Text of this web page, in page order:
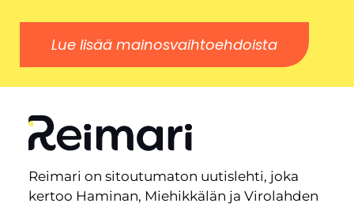
Lue lisää mainosvaihtoehdoista
Reimari on sitoutumaton uutislehti, joka
kertoo Haminan, Miehikkälän ja Virolahden